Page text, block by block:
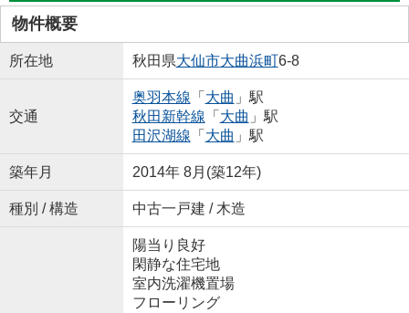
物件概要
所在地 秋田県大仙市大曲浜町6-8
交通
奥羽本線 「 大曲 」駅
秋田新幹線 「 大曲 」駅
田沢湖線 「 大曲 」駅
築年月 2014年 8月(築12年)
種別 / 構造 中古一戸建 / 木造
陽当り良好
閑静な住宅地
室内洗濯機置場
フローリング